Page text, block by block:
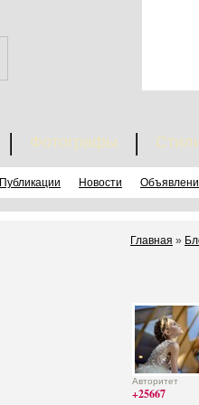
Фотографы
Публикации Новости
Главная »
Авторитет
+25667